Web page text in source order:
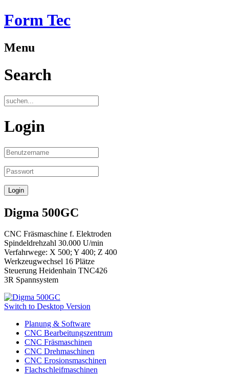
Form Tec
Menu
Search
Login
Digma 500GC
CNC Fräsmaschine f. Elektroden
Spindeldrehzahl 30.000 U/min
Verfahrwege: X 500; Y 400; Z 400
Werkzeugwechsel 16 Plätze
Steuerung Heidenhain TNC426
3R Spannsystem
Switch to Desktop Version
Planung & Software
CNC Bearbeitungszentrum
CNC Fräsmaschinen
CNC Drehmaschinen
CNC Erosionsmaschinen
Flachschleifmaschinen